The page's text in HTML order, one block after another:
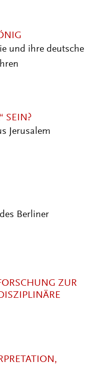
und ihre deutsche
SEIN?
Jerusalem
Berliner
ZUR